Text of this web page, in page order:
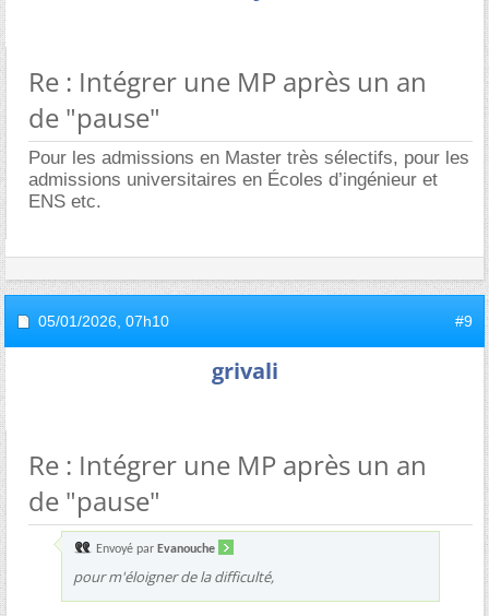
Re : Intégrer une MP après un an
de "pause"
Pour les admissions en Master très sélectifs, pour les
admissions universitaires en Écoles d’ingénieur et
ENS etc.
05/01/2026, 07h10 #9
grivali
Re : Intégrer une MP après un an
de "pause"
Envoyé par Evanouche
pour m'éloigner de la difficulté,